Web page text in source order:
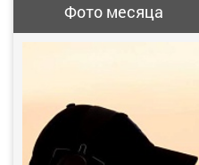
Фото месяца